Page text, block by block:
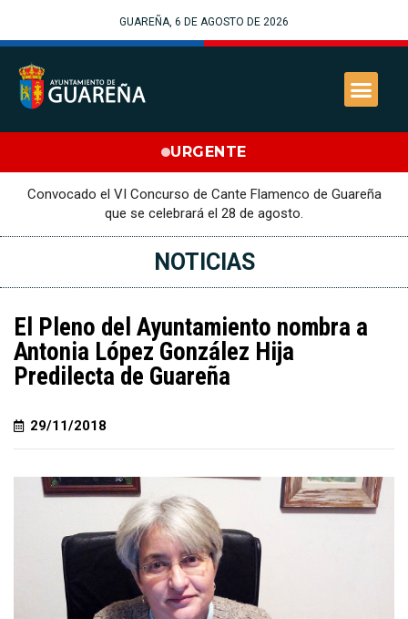
GUAREÑA, 6 DE AGOSTO DE 2026
URGENTE
Convocado el VI Concurso de Cante Flamenco de Guareña
que se celebrará el 28 de agosto.
NOTICIAS
El Pleno del Ayuntamiento nombra a
Antonia López González Hija
Predilecta de Guareña
29/11/2018